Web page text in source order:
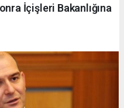
İçişleri Bakanlığına